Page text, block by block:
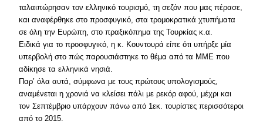
ταλαιπώρησαν τον ελληνικό τουρισμό, τη σεζόν που μας πέρασε,
και αναφέρθηκε στο προσφυγικό, στα τρομοκρατικά χτυπήματα
σε όλη την Ευρώπη, στο πραξικόπημα της Τουρκίας κ.α.
Ειδικά για το προσφυγικό, η κ. Κουντουρά είπε ότι υπήρξε μία
υπερβολή στο πώς παρουσιάστηκε το θέμα από τα ΜΜΕ που
αδίκησε τα ελληνικά νησιά.
Παρ’ όλα αυτά, σύμφωνα με τους πρώτους υπολογισμούς,
αναμένεται η χρονιά να κλείσει πάλι με ρεκόρ αφού, μέχρι και
τον Σεπτέμβριο υπάρχουν πάνω από 1εκ. τουρίστες περισσότεροι
από το 2015.